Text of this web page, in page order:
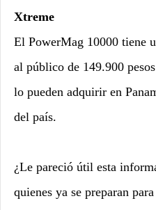
Xtreme
El PowerMag 10000 tiene
al público de 149.900
lo pueden adquirir en
del país.
¿Le pareció útil esta
quienes ya se preparan